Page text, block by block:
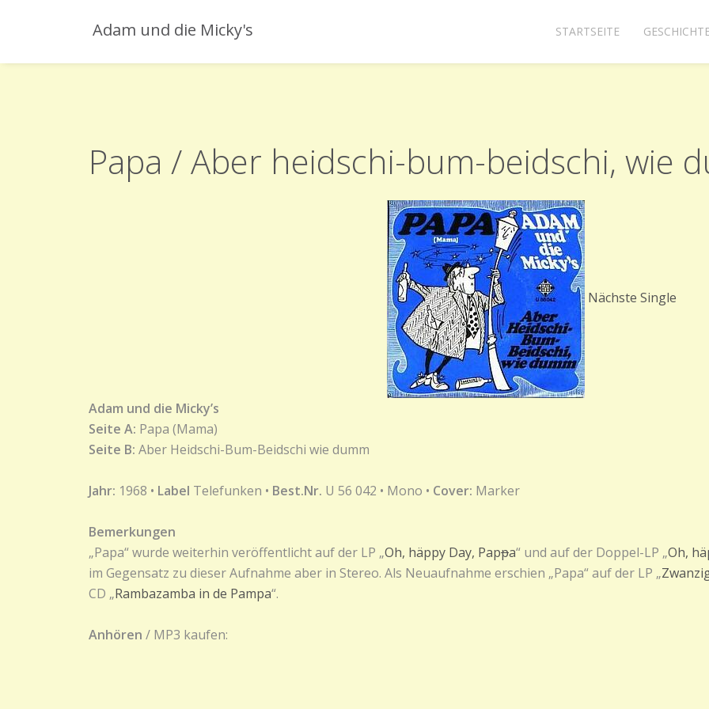
Adam und die Micky's STARTSEITE
Papa / Aber heidschi-bum-beidschi, wie
Nächste Single
Adam und die Micky’s
Seite A: Papa (Mama)
Seite B: Aber Heidschi-Bum-Beidschi wie dumm
Jahr: 1968 • Label Telefunken • Best.Nr. U 56 042 • Mono • Cover: Marker
Bemerkungen
„Papa“ wurde weiterhin veröffentlicht auf der LP „Oh, häppy Day, Pappa“ und auf der Doppel-LP „Oh,
im Gegensatz zu dieser Aufnahme aber in Stereo. Als Neuaufnahme erschien „Papa“ auf der LP „
CD „Rambazamba in de Pampa“.
Anhören / MP3 kaufen: